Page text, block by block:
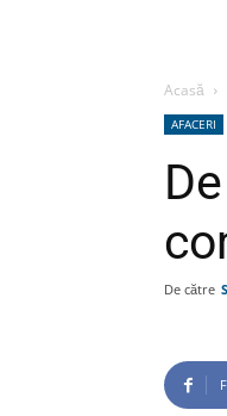
Acasă
AFACERI
De către